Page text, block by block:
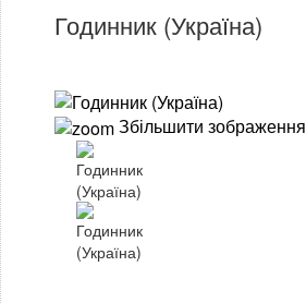
Годинник (Україна)
Збільшити зображення